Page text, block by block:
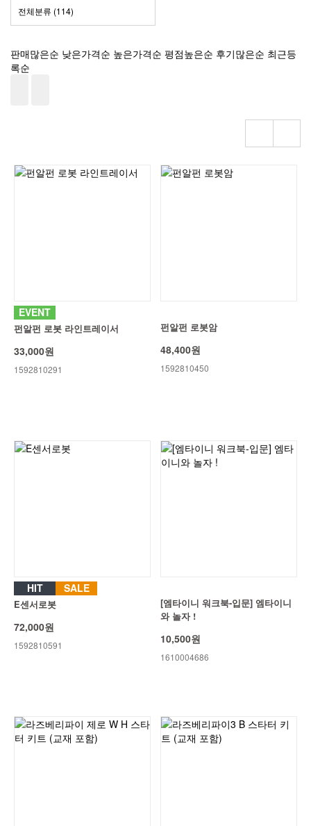
전체분류 (114)
판매많은순 낮은가격순 높은가격순 평점높은순 후기많은순 최근등
록순
EVENT
펀알펀 로봇 라인트레이서
33,000원
1592810291
펀알펀 로봇암
48,400원
1592810450
HIT SALE
E센서로봇
72,000원
1592810591
[엠타이니 워크북-입문] 엠타이니
와 놀자 !
10,500원
1610004686